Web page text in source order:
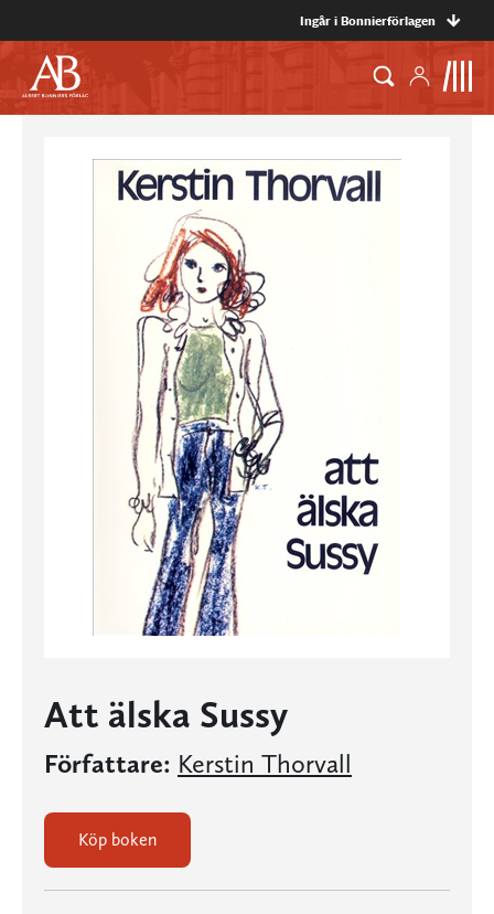
Ingår i Bonnierförlagen
Att älska Sussy
Författare: Kerstin Thorvall
Köp boken